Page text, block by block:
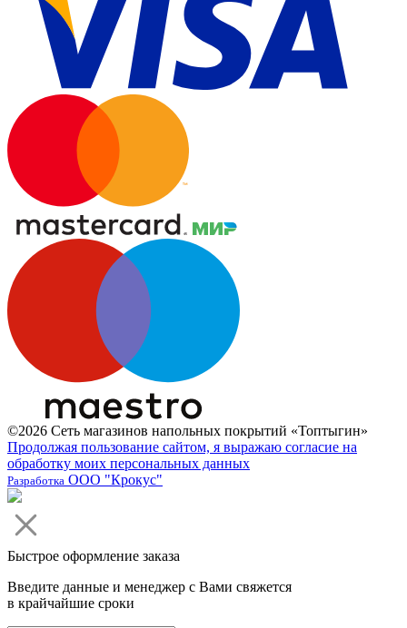
©2026 Сеть магазинов напольных покрытий «Топтыгин»
Продолжая пользование сайтом, я выражаю согласие на
обработку моих персональных данных
Разработка ООО "Крокус"
Быстрое оформление заказа
Введите данные и менеджер с Вами свяжется
в крайчайшие сроки